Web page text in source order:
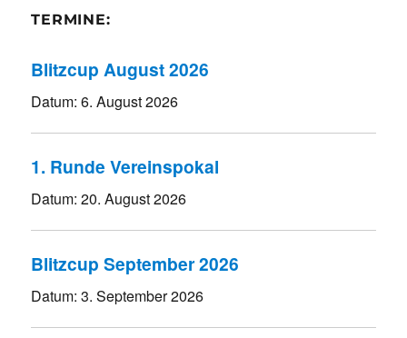
TERMINE:
Blitzcup August 2026
Datum:6. August 2026
1. Runde Vereinspokal
Datum:20. August 2026
Blitzcup September 2026
Datum:3. September 2026